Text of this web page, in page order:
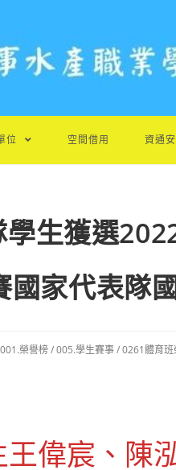
位 空間借用 資通
生獲選
國家代表隊
001.榮譽榜/005.學生賽事/0261體育班
偉宸、陳